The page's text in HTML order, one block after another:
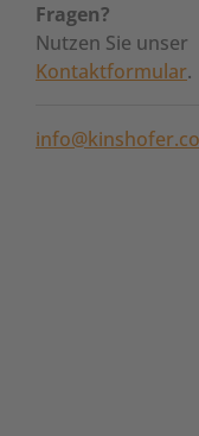
Fragen?
Nutzen Sie unser
Kontaktformular.